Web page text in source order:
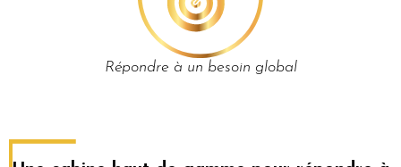
Répondre à un besoin global